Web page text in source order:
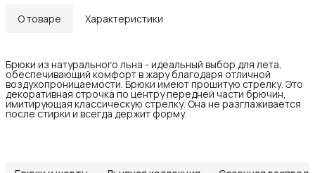
О товаре Характеристики
Брюки из натурального льна - идеальный выбор для лета,
обеспечивающий комфорт в жару благодаря отличной
воздухопроницаемости. Брюки имеют прошитую стрелку. Это
декоративная строчка по центру передней части брючин,
имитирующая классическую стрелку. Она не разглаживается
после стирки и всегда держит форму.